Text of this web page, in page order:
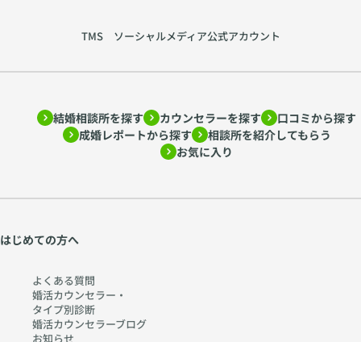
方
ラ
ー
心
学
解
ps:
TMS ソーシャルメディア公式アカウント
結婚相談所を探す カウンセラーを探す
口コミから探す
成婚レポートから探す
相談所を紹介してもらう
お気に入り
はじめての方へ
よくある質問
婚活カウンセラー・
タイプ別診断
婚活カウンセラーブログ
お知らせ